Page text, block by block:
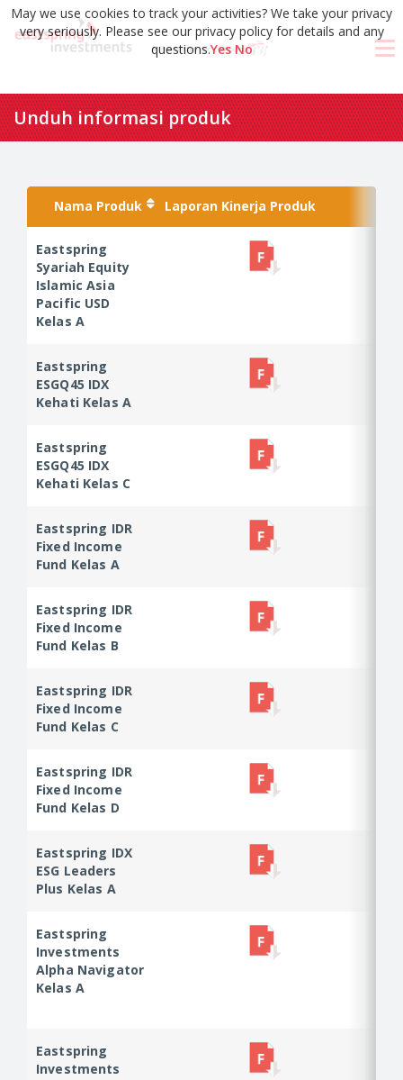
Unduh informasi produk
Nama Produk Laporan Kinerja Produk
Eastspring
Syariah Equity
Islamic Asia
Pacific USD
Kelas A
Eastspring
ESGQ45 IDX
Kehati Kelas A
Eastspring
ESGQ45 IDX
Kehati Kelas C
Eastspring IDR
Fixed Income
Fund Kelas A
Eastspring IDR
Fixed Income
Fund Kelas B
Eastspring IDR
Fixed Income
Fund Kelas C
Eastspring IDR
Fixed Income
Fund Kelas D
Eastspring IDX
ESG Leaders
Plus Kelas A
Eastspring
Investments
Alpha
Navigator
Eastspring
Investments
Nama Produk
Eastspring
Syariah Equity
Islamic Asia
Pacific USD
Kelas A
Eastspring
ESGQ45 IDX
Kehati Kelas A
Eastspring
ESGQ45 IDX
Kehati Kelas C
Eastspring IDR
Fixed Income
Fund Kelas A
Eastspring IDR
Fixed Income
Fund Kelas B
Eastspring IDR
Fixed Income
Fund Kelas C
Eastspring IDR
Fixed Income
Fund Kelas D
Eastspring IDX
ESG Leaders
Plus Kelas A
Eastspring
Investments
Alpha Navigator
Kelas A
Eastspring
Investments
May we use cookies to track your activities? We take your privacy
very seriously. Please see our privacy policy for details and any
questions.Yes No